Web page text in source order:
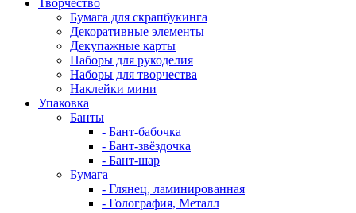
Творчество
Бумага для скрапбукинга
Декоративные элементы
Декупажные карты
Наборы для рукоделия
Наборы для творчества
Наклейки мини
Упаковка
Банты
- Бант-бабочка
- Бант-звёздочка
- Бант-шар
Бумага
- Глянец, ламинированная
- Голография, Металл